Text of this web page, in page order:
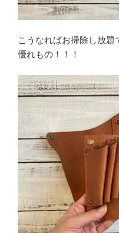
こうなればお掃除し放
優れもの！！！